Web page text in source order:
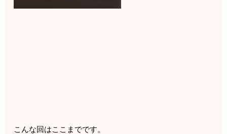
こんな回はここまでです。